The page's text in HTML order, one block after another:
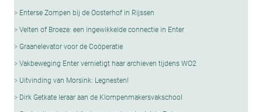
Enterse Zompen bij de Oosterhof in Rijssen
Velten of Broeze: een ingewikkelde connectie in Enter
Graanelevator voor de Coöperatie
Vakbeweging Enter vernietigt haar archieven tijdens WO2
Uitvinding van Morsink: Legnesten!
Dirk Getkate leraar aan de Klompenmakersvakschool